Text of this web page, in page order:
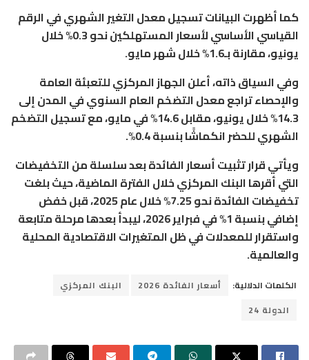
كما أظهرت البيانات تسجيل معدل التغير الشهري في الرقم
القياسي الأساسي لأسعار المستهلكين نحو 0.3% خلال
يونيو، مقارنة بـ1.6% خلال شهر مايو.
وفي السياق ذاته، أعلن الجهاز المركزي للتعبئة العامة
والإحصاء تراجع معدل التضخم العام السنوي في المدن إلى
14.3% خلال يونيو، مقابل 14.6% في مايو، مع تسجيل التضخم
الشهري للحضر انكماشًا بنسبة 0.4%.
ويأتي قرار تثبيت أسعار الفائدة بعد سلسلة من التخفيضات
التي أقرها البنك المركزي خلال الفترة الماضية، حيث بلغت
تخفيضات الفائدة نحو 7.25% خلال عام 2025، قبل خفض
إضافي بنسبة 1% في فبراير 2026، ليبدأ بعدها مرحلة متابعة
واستقرار للمعدلات في ظل المتغيرات الاقتصادية المحلية
والعالمية.
الكلمات الدلالية: أسعار الفائدة 2026
البنك المركزي
الدولة 24